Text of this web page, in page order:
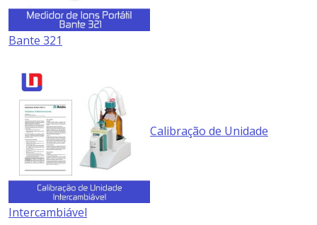
Bante 321
Calibração de Unidade
Intercambiável